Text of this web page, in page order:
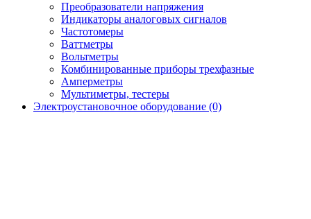
Преобразователи напряжения
Индикаторы аналоговых сигналов
Частотомеры
Ваттметры
Вольтметры
Комбинированные приборы трехфазные
Амперметры
Мультиметры, тестеры
Электроустановочное оборудование (0)